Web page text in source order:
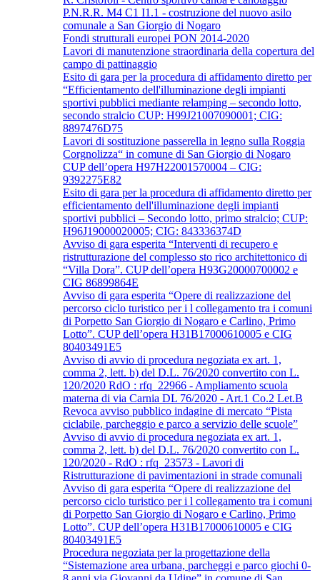
P.N.R.R. M4 C1 I1.1 - costruzione del nuovo asilo
comunale a San Giorgio di Nogaro
Fondi strutturali europei PON 2014-2020
Lavori di manutenzione straordinaria della copertura del
campo di pattinaggio
Esito di gara per la procedura di affidamento diretto per
“Efficientamento dell'illuminazione degli impianti
sportivi pubblici mediante relamping – secondo lotto,
secondo stralcio CUP: H99J21007090001; CIG:
8897476D75
Lavori di sostituzione passerella in legno sulla Roggia
Corgnolizza“ in comune di San Giorgio di Nogaro
CUP dell’opera H97H22001570004 – CIG:
9392275E82
Esito di gara per la procedura di affidamento diretto per
efficientamento dell'illuminazione degli impianti
sportivi pubblici – Secondo lotto, primo stralcio; CUP:
H96J19000020005; CIG: 843336374D
Avviso di gara esperita “Interventi di recupero e
ristrutturazione del complesso sto rico architettonico di
“Villa Dora”. CUP dell’opera H93G20000700002 e
CIG 86899864E
Avviso di gara esperita “Opere di realizzazione del
percorso ciclo turistico per i l collegamento tra i comuni
di Porpetto San Giorgio di Nogaro e Carlino, Primo
Lotto”. CUP dell’opera H31B17000610005 e CIG
80403491E5
Avviso di avvio di procedura negoziata ex art. 1,
comma 2, lett. b) del D.L. 76/2020 convertito con L.
120/2020 RdO : rfq_22966 - Ampliamento scuola
materna di via Carnia DL 76/2020 - Art.1 Co.2 Let.B
Revoca avviso pubblico indagine di mercato “Pista
ciclabile, parcheggio e parco a servizio delle scuole”
Avviso di avvio di procedura negoziata ex art. 1,
comma 2, lett. b) del D.L. 76/2020 convertito con L.
120/2020 - RdO : rfq_23573 - Lavori di
Ristrutturazione di pavimentazioni in strade comunali
Avviso di gara esperita “Opere di realizzazione del
percorso ciclo turistico per i l collegamento tra i comuni
di Porpetto San Giorgio di Nogaro e Carlino, Primo
Lotto”. CUP dell’opera H31B17000610005 e CIG
80403491E5
Procedura negoziata per la progettazione della
“Sistemazione area urbana, parcheggi e parco giochi 0-